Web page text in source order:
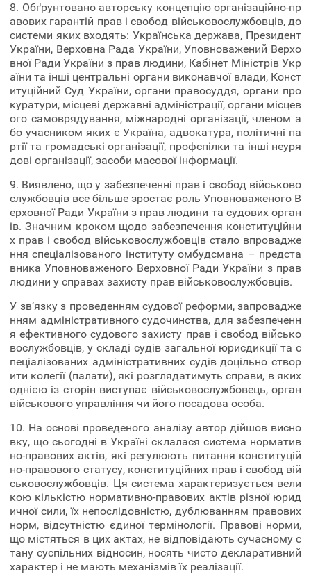
8. Обґрунтовано авторську концепцію організаційно-пр
авових гарантій прав і свобод військовослужбовців, до
системи яких входять: Українська держава, Президент
України, Верховна Рада України, Уповноважений Верхо
вної Ради України з прав людини, Кабінет Міністрів Укр
аїни та інші центральні органи виконавчої влади, Конст
итуційний Суд України, органи правосуддя, органи про
куратури, місцеві державні адміністрації, органи місцев
ого самоврядування, міжнародні організації, членом а
бо учасником яких є Україна, адвокатура, політичні па
ртії та громадські організації, профспілки та інші неуря
дові організації, засоби масової інформації.
9. Виявлено, що у забезпеченні прав і свобод військово
службовців все більше зростає роль Уповноваженого В
ерховної Ради України з прав людини та судових орган
ів. Значним кроком щодо забезпечення конституційни
х прав і свобод військовослужбовців стало впровадже
ння спеціалізованого інституту омбудсмана – предста
вника Уповноваженого Верховної Ради України з прав
людини у справах захисту прав військовослужбовців.
У зв’язку з проведенням судової реформи, запровадже
нням адміністративного судочинства, для забезпеченн
я ефективного судового захисту прав і свобод військо
вослужбовців, у складі судів загальної юрисдикції та с
пеціалізованих адміністративних судів доцільно створ
ити колегії (палати), які розглядатимуть справи, в яких
однією із сторін виступає військовослужбовець, орган
військового управління чи його посадова особа.
10. На основі проведеного аналізу автор дійшов висно
вку, що сьогодні в Україні склалася система норматив
но-правових актів, які регулюють питання конституцій
но-правового статусу, конституційних прав і свобод вій
ськовослужбовців. Ця система характеризується вели
кою кількістю нормативно-правових актів різної юрид
ичної сили, їх непослідовністю, дублюванням правових
норм, відсутністю єдиної термінології. Правові норми,
що містяться в цих актах, не відповідають сучасному с
тану суспільних відносин, носять чисто декларативний
характер і не мають механізмів їх реалізації.